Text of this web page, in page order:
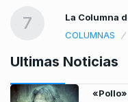
7
La Columna
COLUMNAS
Ultimas Noticias
«Pollo»